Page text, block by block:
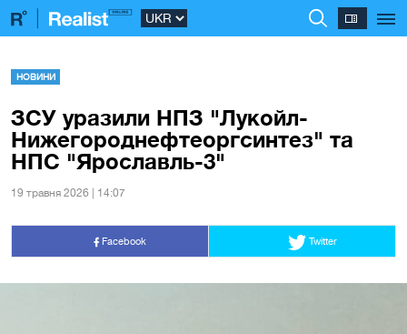
НОВИНИ
ЗСУ уразили НПЗ "Лукойл-
Нижегороднефтеоргсинтез" та
НПС "Ярославль-3"
19 травня 2026 | 14:07
Facebook Twitter